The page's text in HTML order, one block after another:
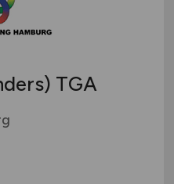
TGA